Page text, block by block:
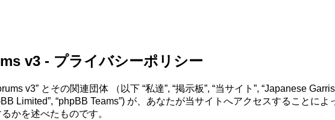
v3 - プライバシーポリシー
v3” とその関連団体 （以下 “私達”, “掲示板”, “当サイト”, “Japanese
Limited”, “phpBB Teams”) が、あなたが当サイトへアクセスすること
かを述べたものです。